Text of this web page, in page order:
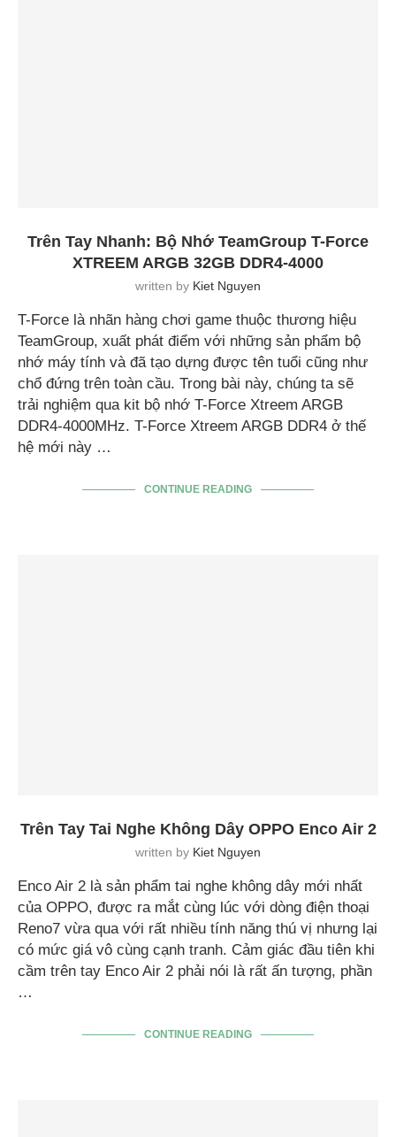
Trên Tay Nhanh: Bộ Nhớ TeamGroup T-Force
XTREEM ARGB 32GB DDR4-4000
written by Kiet Nguyen
T-Force là nhãn hàng chơi game thuộc thương hiệu
TeamGroup, xuất phát điểm với những sản phẩm bộ
nhớ máy tính và đã tạo dựng được tên tuổi cũng như
chổ đứng trên toàn cầu. Trong bài này, chúng ta sẽ
trải nghiệm qua kit bộ nhớ T-Force Xtreem ARGB
DDR4-4000MHz. T-Force Xtreem ARGB DDR4 ở thế
hệ mới này …
CONTINUE READING
Trên Tay Tai Nghe Không Dây OPPO Enco Air 2
written by Kiet Nguyen
Enco Air 2 là sản phẩm tai nghe không dây mới nhất
của OPPO, được ra mắt cùng lúc với dòng điện thoại
Reno7 vừa qua với rất nhiều tính năng thú vị nhưng lại
có mức giá vô cùng cạnh tranh. Cảm giác đầu tiên khi
cầm trên tay Enco Air 2 phải nói là rất ấn tượng, phần
…
CONTINUE READING